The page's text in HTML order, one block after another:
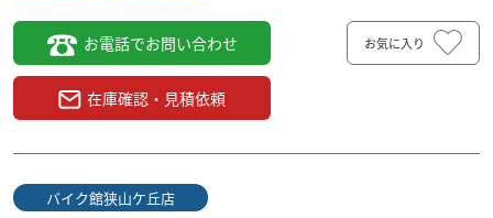
お電話でお問い合わせ
在庫確認・見積依頼
お気に入り
バイク館狭山ケ丘店